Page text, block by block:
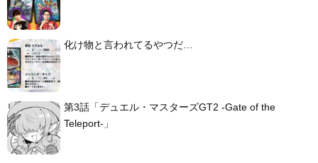
化け物と言われてるやつだ…
第3話「デュエル・マスターズGT2 -Gate of the
Teleport-」